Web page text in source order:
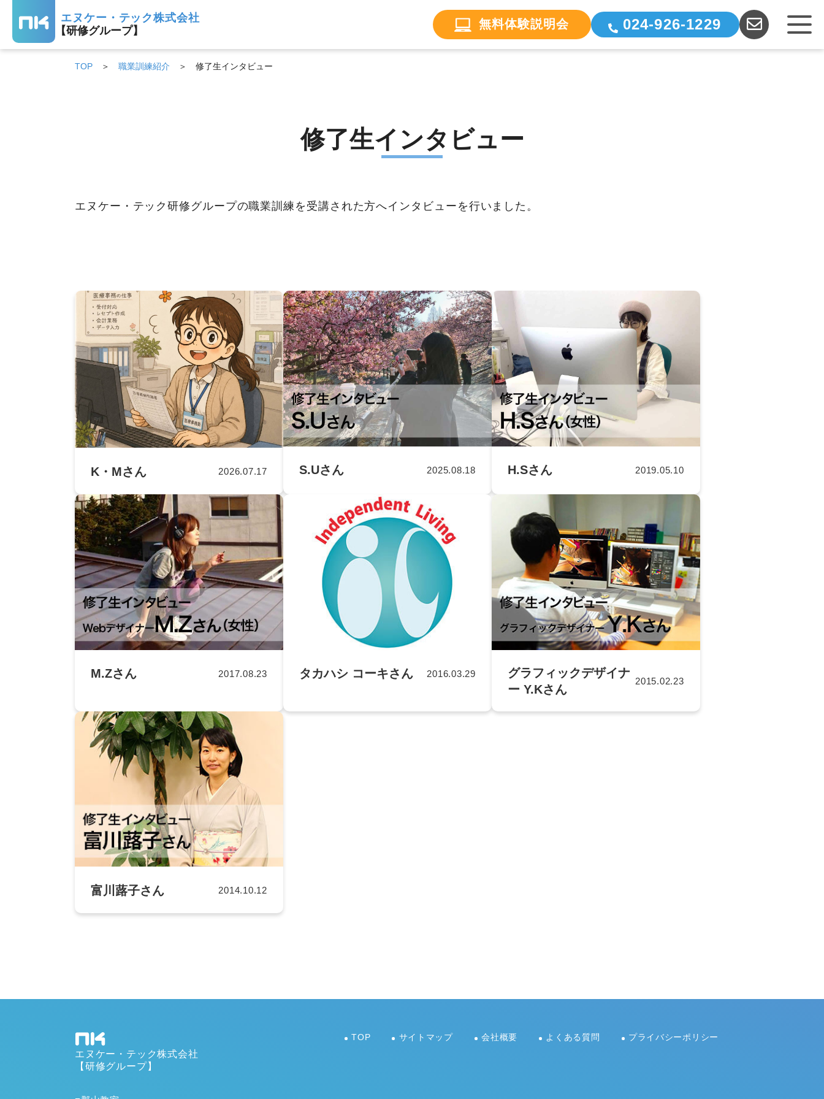
エヌケー・テック株式会社
【研修グループ】
無料体験説明会 024-926-1229
TOP 職業訓練紹介 修了生インタビュー
修了生インタビュー
エヌケー・テック研修グループの職業訓練を受講された方へインタビューを行いました。
K・Mさん 2026.07.17 S.Uさん 2025.08.18 H.Sさん 2019.05.10
M.Zさん 2017.08.23 タカハシ コーキさん 2016.03.29
グラフィックデザイナ
ー Y.Kさん
2015.02.23
富川蕗子さん 2014.10.12
エヌケー・テック株式会社
【研修グループ】
TOP サイトマップ 会社概要 よくある質問 プライバシーポリシー